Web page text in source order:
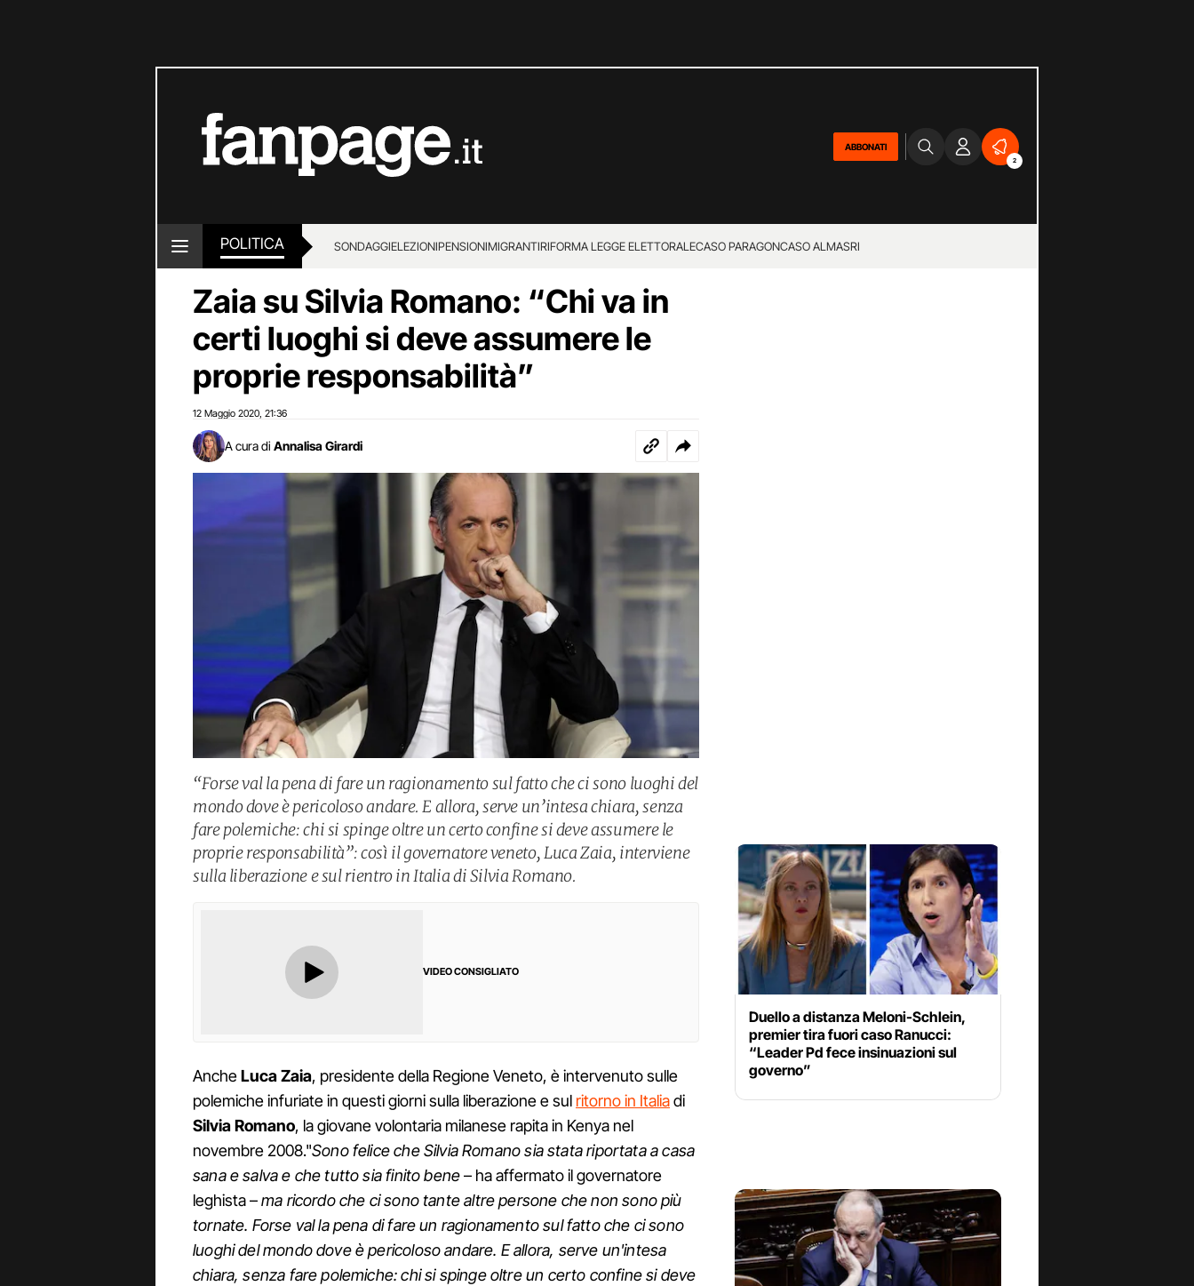
ABBONATI
2
POLITICA SONDAGGIELEZIONIPENSIONIMIGRANTIRIFORMA LEGGE ELETTORALECASO PARAGONCASO ALMASRI
Zaia su Silvia Romano: “Chi va in
certi luoghi si deve assumere le
proprie responsabilità”
12 Maggio 2020 21:36
A cura di Annalisa Girardi
“Forse val la pena di fare un ragionamento sul fatto che ci sono luoghi del
mondo dove è pericoloso andare. E allora, serve un’intesa chiara, senza
fare polemiche: chi si spinge oltre un certo confine si deve assumere le
proprie responsabilità”: così il governatore veneto, Luca Zaia, interviene
sulla liberazione e sul rientro in Italia di Silvia Romano.
VIDEO CONSIGLIATO
AncheLuca Zaia, presidente della Regione Veneto, è intervenuto sulle
polemiche infuriate in questi giorni sulla liberazione e sul ritorno in Italiadi
Silvia Romano, la giovane volontaria milanese rapita in Kenya nel
novembre 2008."Sono felice che Silvia Romano sia stata riportata a casa
sana e salva e che tutto sia finito bene– ha affermato il governatore
leghista –ma ricordo che ci sono tante altre persone che non sono più
tornate. Forse val la pena di fare un ragionamento sul fatto che ci sono
luoghi del mondo dove è pericoloso andare. E allora, serve un'intesa
chiara, senza fare polemiche: chi si spinge oltre un certo confine si deve
Duello a distanza Meloni-Schlein,
premier tira fuori caso Ranucci:
“Leader Pd fece insinuazioni sul
governo”